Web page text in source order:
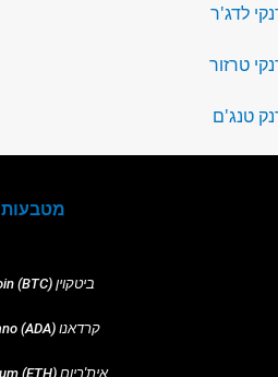
לדג'ר
טרזור
טנג'ם
מטבעות
ביטקוין (BTC) Bitcoin
קרדאנו (ADA) Cardano
אית'ריום (ETH) Ethereum